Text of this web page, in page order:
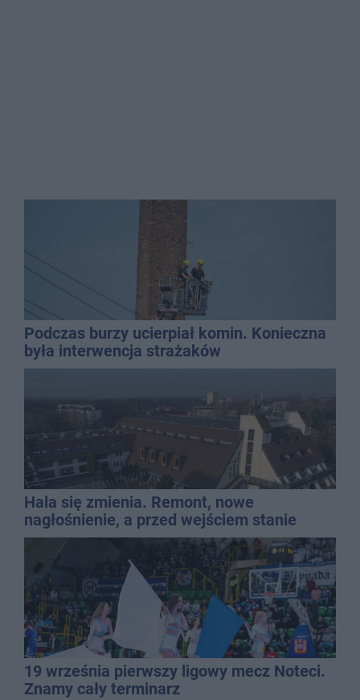
Podczas burzy ucierpiał komin. Konieczna
była interwencja strażaków
Hala się zmienia. Remont, nowe
nagłośnienie, a przed wejściem stanie
QEMETICA ARENA
19 września pierwszy ligowy mecz Noteci.
Znamy cały terminarz